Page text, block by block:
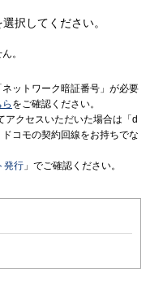
択してください。
。
ットワーク暗証番号」が必要
をご確認ください。
アクセスいただいた場合は「d
コモの契約回線をお持ちでな
発行 」でご確認ください。